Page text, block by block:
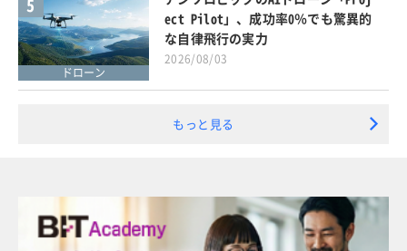
5
ドローン
ect Pilot」、成功率0％でも驚異的
な自律飛行の実力
2026/08/03
もっと見る